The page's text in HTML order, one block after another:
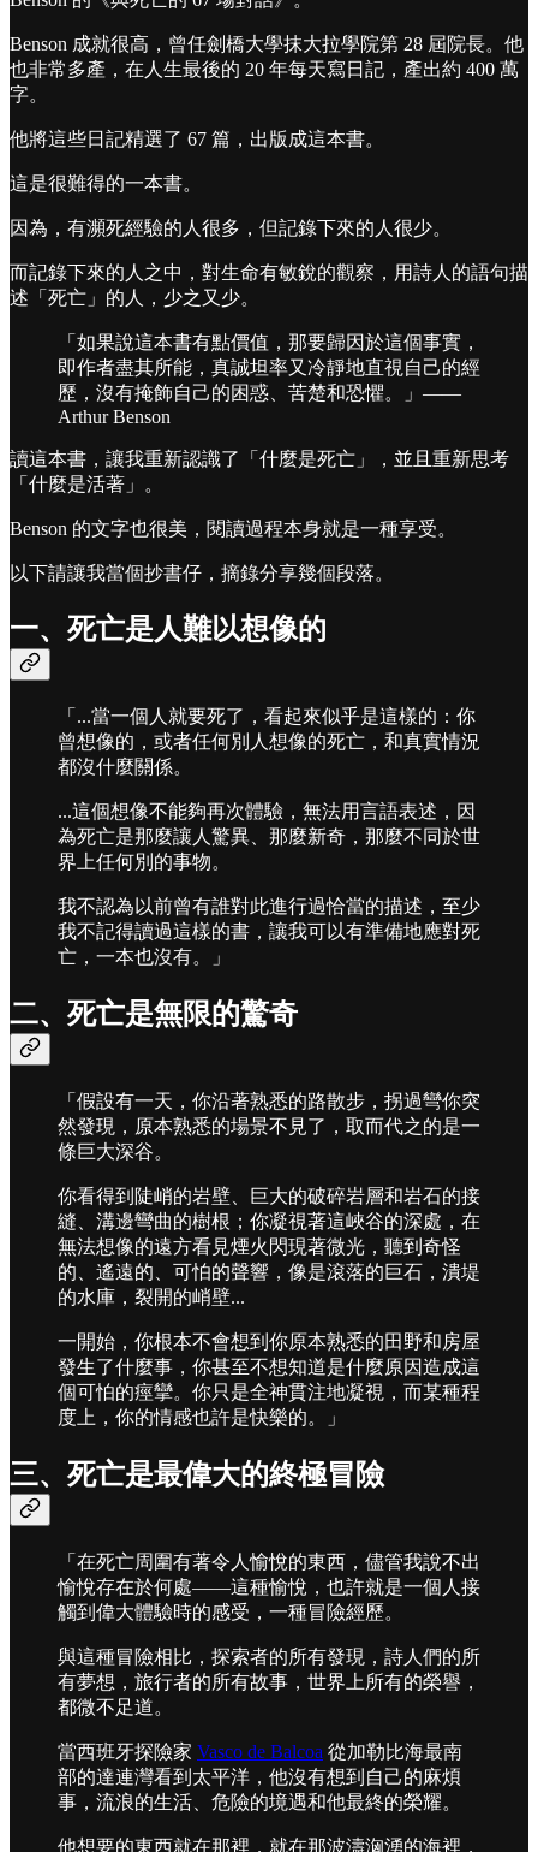
Benson 成就很高，曾任劍橋大學抹大拉學院第 28 屆院長。他
也非常多產，在人生最後的 20 年每天寫日記，產出約 400 萬
字。
他將這些日記精選了 67 篇，出版成這本書。
這是很難得的一本書。
因為，有瀕死經驗的人很多，但記錄下來的人很少。
而記錄下來的人之中，對生命有敏銳的觀察，用詩人的語句描
述「死亡」的人，少之又少。
「如果說這本書有點價值，那要歸因於這個事實，
即作者盡其所能，真誠坦率又冷靜地直視自己的經
歷，沒有掩飾自己的困惑、苦楚和恐懼。」——
Arthur Benson
讀這本書，讓我重新認識了「什麼是死亡」，並且重新思考
「什麼是活著」。
Benson 的文字也很美，閱讀過程本身就是一種享受。
以下請讓我當個抄書仔，摘錄分享幾個段落。
一、死亡是人難以想像的
「...當一個人就要死了，看起來似乎是這樣的：你
曾想像的，或者任何別人想像的死亡，和真實情況
都沒什麼關係。
...這個想像不能夠再次體驗，無法用言語表述，因
為死亡是那麼讓人驚異、那麼新奇，那麼不同於世
界上任何別的事物。
我不認為以前曾有誰對此進行過恰當的描述，至少
我不記得讀過這樣的書，讓我可以有準備地應對死
亡，一本也沒有。」
二、死亡是無限的驚奇
「假設有一天，你沿著熟悉的路散步，拐過彎你突
然發現，原本熟悉的場景不見了，取而代之的是一
條巨大深谷。
你看得到陡峭的岩壁、巨大的破碎岩層和岩石的接
縫、溝邊彎曲的樹根；你凝視著這峽谷的深處，在
無法想像的遠方看見煙火閃現著微光，聽到奇怪
的、遙遠的、可怕的聲響，像是滾落的巨石，潰堤
的水庫，裂開的峭壁...
一開始，你根本不會想到你原本熟悉的田野和房屋
發生了什麼事，你甚至不想知道是什麼原因造成這
個可怕的痙攣。你只是全神貫注地凝視，而某種程
度上，你的情感也許是快樂的。」
三、死亡是最偉大的終極冒險
「在死亡周圍有著令人愉悅的東西，儘管我說不出
愉悅存在於何處——這種愉悅，也許就是一個人接
觸到偉大體驗時的感受，一種冒險經歷。
與這種冒險相比，探索者的所有發現，詩人們的所
有夢想，旅行者的所有故事，世界上所有的榮譽，
都微不足道。
當西班牙探險家 Vasco de Balcoa 從加勒比海最南
部的達連灣看到太平洋，他沒有想到自己的麻煩
事，流浪的生活、危險的境遇和他最終的榮耀。
他想要的東西就在那裡，就在那波濤洶湧的海裡，